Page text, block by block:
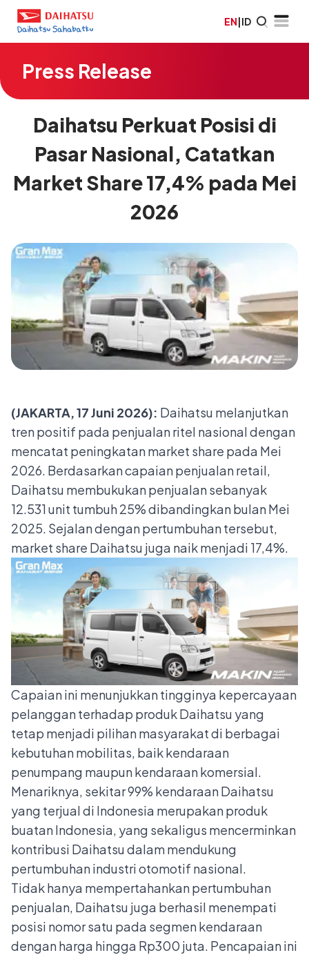
EN|ID
Press Release
Daihatsu Perkuat Posisi di
Pasar Nasional, Catatkan
Market Share 17,4% pada Mei
2026
(JAKARTA, 17 Juni 2026): Daihatsu melanjutkan
tren positif pada penjualan ritel nasional dengan
mencatat peningkatan market share pada Mei
2026. Berdasarkan capaian penjualan retail,
Daihatsu membukukan penjualan sebanyak
12.531 unit tumbuh 25% dibandingkan bulan Mei
2025. Sejalan dengan pertumbuhan tersebut,
market share Daihatsu juga naik menjadi 17,4%.
Capaian ini menunjukkan tingginya kepercayaan
pelanggan terhadap produk Daihatsu yang
tetap menjadi pilihan masyarakat di berbagai
kebutuhan mobilitas, baik kendaraan
penumpang maupun kendaraan komersial.
Menariknya, sekitar 99% kendaraan Daihatsu
yang terjual di Indonesia merupakan produk
buatan Indonesia, yang sekaligus mencerminkan
kontribusi Daihatsu dalam mendukung
pertumbuhan industri otomotif nasional.
Tidak hanya mempertahankan pertumbuhan
penjualan, Daihatsu juga berhasil menempati
posisi nomor satu pada segmen kendaraan
dengan harga hingga Rp300 juta. Pencapaian ini